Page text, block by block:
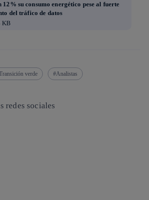
12% su consumo energético pese al fuerte
del tráfico de datos
KB
verde Analistas
redes sociales